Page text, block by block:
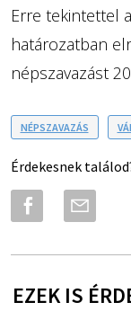
Erre tekintettel
határozatban
népszavazást
NÉPSZAVAZÁS
Érdekesnek
EZEK IS